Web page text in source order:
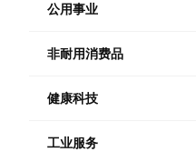
公用事业
非耐用消费品
健康科技
工业服务